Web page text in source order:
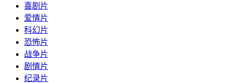
喜剧片
爱情片
科幻片
恐怖片
战争片
剧情片
纪录片